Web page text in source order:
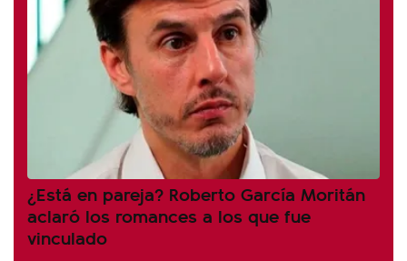
¿Está en pareja? Roberto García Moritán
aclaró los romances a los que fue
vinculado